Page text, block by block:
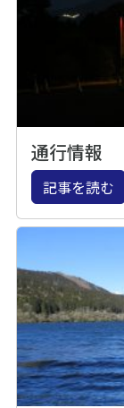
通行情報
記事を読む